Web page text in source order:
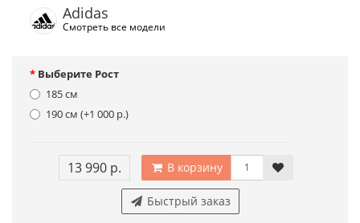
Adidas
Смотреть все модели
Выберите Рост
185 см
190 см (+1 000 р.)
13 990 р. В корзину
Быстрый заказ